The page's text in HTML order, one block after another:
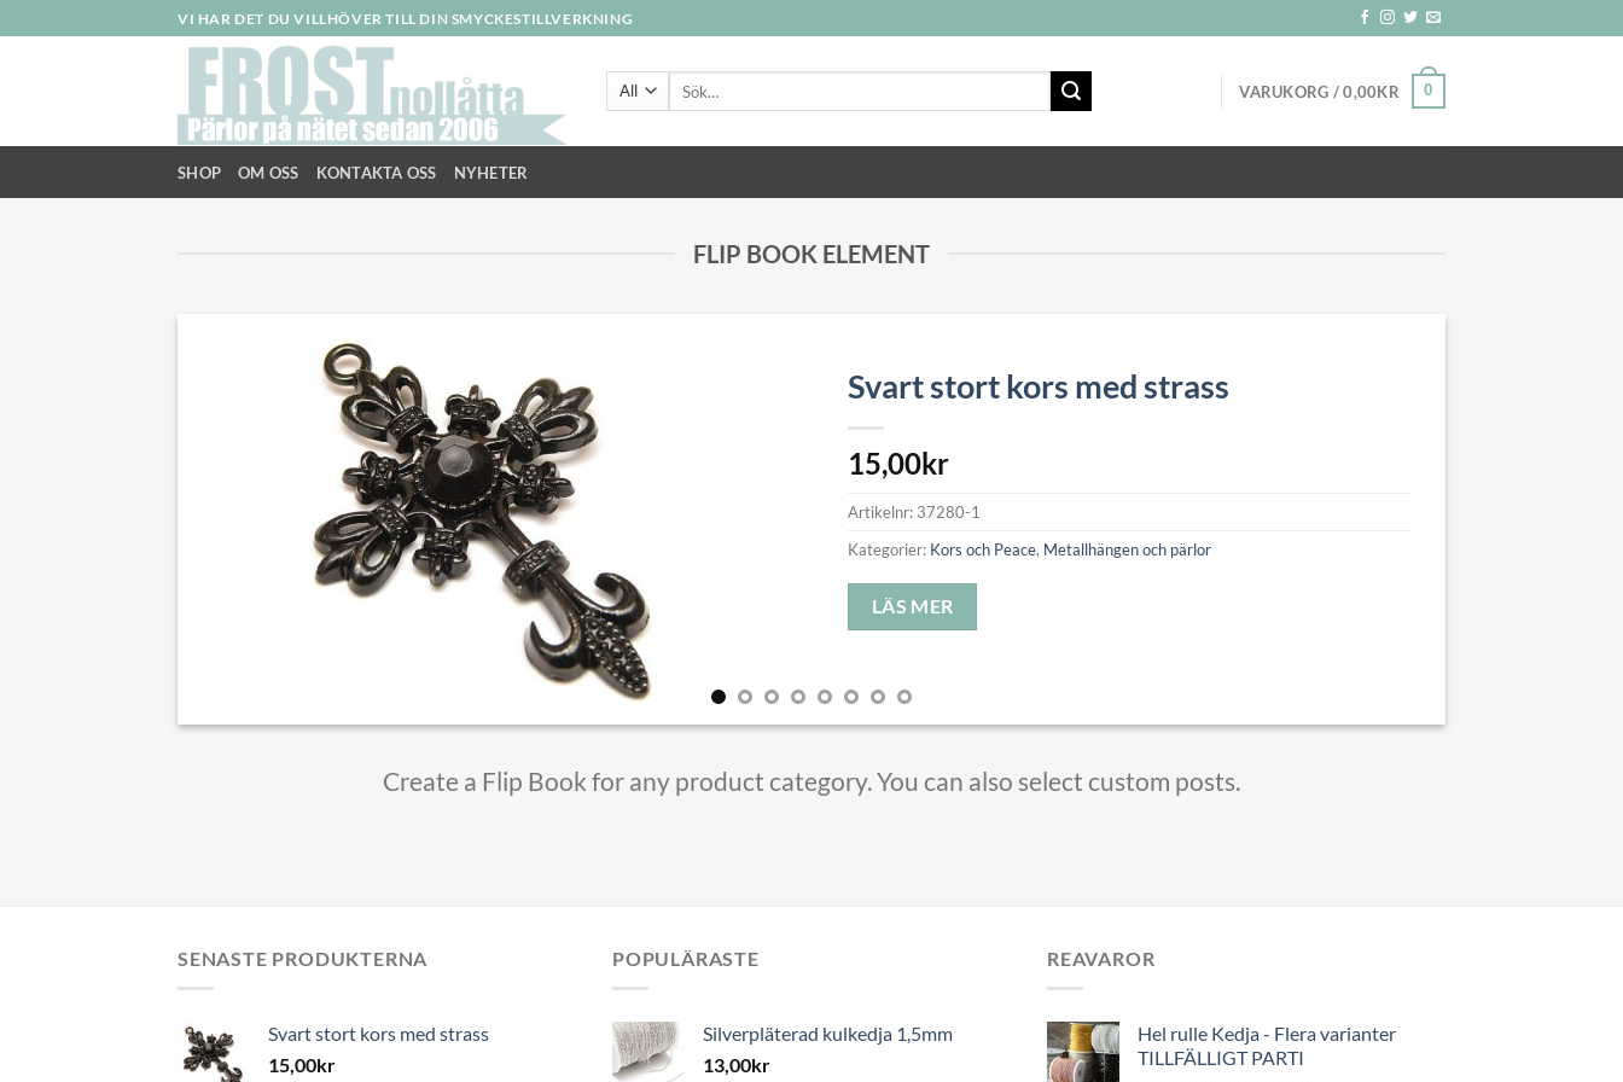
to
VI HAR DET DU VILLHÖVER TILL DIN SMYCKESTILLVERKNING
VARUKORG /0,00KR 0
SHOP OM OSS KONTAKTA OSS NYHETER
FLIP BOOK ELEMENT
Svart stort kors med strass
15,00kr
Artikelnr: 37280-1
Kategorier: Kors och Peace, Metallhängen och pärlor
LÄS MER
Create a Flip Book for any product category. You can also select custom posts.
SENASTE PRODUKTERNA
Svart stort kors med strass
15,00kr
POPULÄRASTE
Silverpläterad kulkedja 1,5mm
13,00kr
REAVAROR
Hel rulle Kedja - Flera varianter
TILLFÄLLIGT PARTI